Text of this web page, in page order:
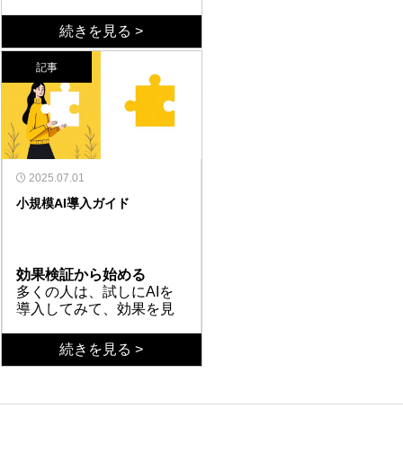
を感じる場面が増えていな
いだろうか。「ファイルが
重くて開けない」「誰かが
数式を壊してしまった」
「最新版がどれかわからな
い」――こうした問題は、
Excelでの管理が業務の規
模に合わなくなっているサ
インである。使い慣れたツ
ールだからこそ、課題に気
づきにくいのが厄介な点
だ。
3つの課題
Excel業務の課題は、大き
く3つに整理できる。1つ
目は「属人化」である。作
成者にしかわからない複雑
な数式やマクロが組まれ、
その人がいないと修正も更
新もできなくなる。2つ目
は「保守性の低さ」であ
る。ファイルが壊れたり、
バージョン管理ができなか
ったりするリスクが常につ
集の制限やメール添付での
やり取りは、情報の行き違
いやミスの原因になる。こ
れらは個人の注意力では解
決できない、構造的な問題
である。
アプリ化で変わること
これらの課題を解消する方
法の一つが、Excel業務の
アプリ化である。Power
Appsを使えば、Excelのデ
ータをそのまま活用しなが
ら、入力画面や承認フロー
を備えたアプリを作成でき
が可能になることだ。誰が
いつ更新したかが記録さ
れ、属人化のリスクが下が
る。また、スマートフォン
からも操作できるため、現
場での入力作業が格段に楽
になる。さらに、入力規則
然に防ぐ仕組みも組み込め
着手する業務の選び方
アプリ化を始めるなら、ま
ずは効果を実感しやすい業
務から着手するのがポイン
日次の報告書など、Excel
で繰り返し行っている作業
が最初の候補になる。ある
企業では、Excelの計算シ
ートをPower Appsでアプ
リ化した結果、入力ミスが
大幅に減り、作業時間も短
ム導入ではなく、身近な業
守性・共有の不便さ」は、
アプリ化で解消できる。
Power Appsを使えば、
Excelのデータを活かしな
がら安心して運用できる仕
組みに変えられる。まずは
繰り返しの多い業務から、
続きを見る >
記事
2025.07.01
小規模AI導入ガイド
効果検証から始める
多くの人は、試しにAIを
導入してみて、効果を見
いきたいと考えている。
とりあえずツールを導入
UI重視の効果測定
AIの効果を確認してから
続きを見る >